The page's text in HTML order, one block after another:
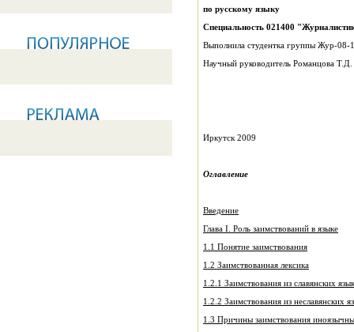
по русскому языку
Специальность 021400
Выполнила студентка группы Жур-08-
Научный руководитель Романцова Т.Д.
Иркутск 2009
Оглавление
Введение
Глава I. Роль заимствований в языке
1.1 Понятие заимствования
1.2 Заимствованная лексика
1.2.1 Заимствования из славянских
1.2.2 Заимствования из неславянских
1.3 Причины заимствования